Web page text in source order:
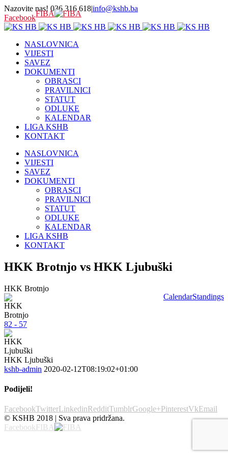
Nazovite nas! 036 316 618|info@kshb.ba
FacebookFIBA
NASLOVNICA
VIJESTI
SAVEZ
DOKUMENTI
OBRASCI
PRAVILNICI
STATUT
ODLUKE
KALENDAR
LIGA KSHB
KONTAKT
NASLOVNICA
VIJESTI
SAVEZ
DOKUMENTI
OBRASCI
PRAVILNICI
STATUT
ODLUKE
KALENDAR
LIGA KSHB
KONTAKT
HKK Brotnjo vs HKK Ljubuški
CalendarStandings
HKK Brotnjo
82 - 57
HKK Ljubuški
kshb-admin 2020-02-12T08:19:02+01:00
Podijeli!
FacebookTwitterLinkedinRedditTumblrGoogle+PinterestVkEmail
© KSHB 2018 | Sva prava pridržana.
FacebookFIBA